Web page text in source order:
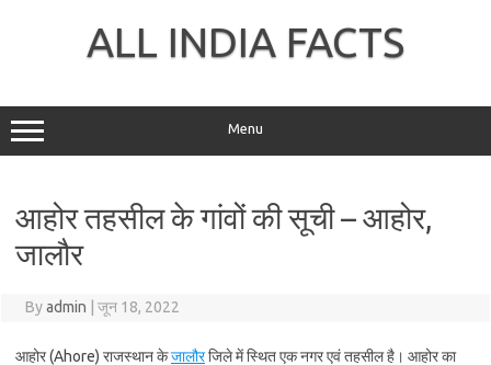
ALL INDIA FACTS
Menu
आहोर तहसील के गांवों की सूची – आहोर,
जालौर
Byadmin जून 18, 2022
आहोर (Ahore) राजस्थान केजालौरजिले में स्थित एक नगर एवं तहसील है। आहोर का